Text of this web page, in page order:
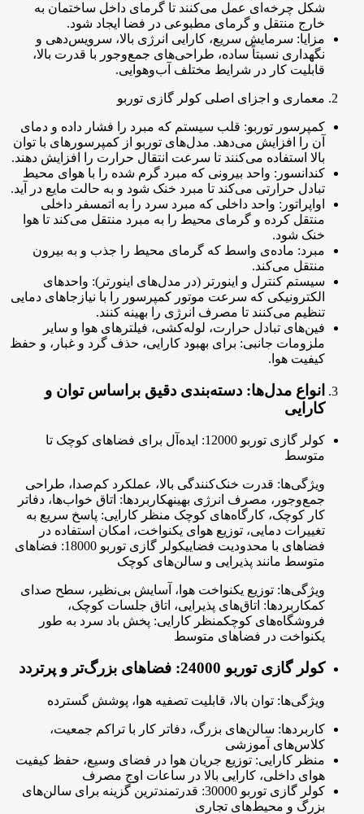
شکل چرخه‌ای عمل می‌کنند تا گرمای داخل ساختمان به
خارج منتقل و گرمای مطبوعی در فضا ایجاد شود.
مزایا: سرمایش سریع، کارایی انرژی بالا، سرویس‌دهی و
نگهداری نسبتاً ساده، طراحی‌های جمع‌وجور با قدرت بالا،
قابلیت کار در شرایط مختلف آب‌وهوایی.
معماری و اجزای اصلی کولر گازی توربو
کمپرسور توربو: قلب سیستم که مبرد را فشار داده و دمای
آن را افزایش می‌دهد. مدل‌های توربو از کمپرسورهای با توان
بالا استفاده می‌کنند تا سرعت انتقال حرارت را افزایش دهند.
کندانسور: واحد بیرونی که مبرد گرم شده را با هوای محیط
تبادل حرارتی می‌کند تا مبرد خنک شود و به حالت مایع در آید.
اواپراتور: واحد داخلی که مبرد سرد را به اتمسفر داخلی
منتقل کرده و گرمای محیط را به مبرد منتقل می‌کند تا هوا
خنک شود.
مبرد: ماده‌ی واسط که گرمای محیط را جذب و به بیرون
منتقل می‌کند.
سیستم کنترل و اینورتر (در مدل‌های اینورتر): واحدهای
الکترونیکی که سرعت موتور کمپرسور را با نیازجاهای دمایی
تنظیم می‌کنند تا مصرف انرژی را بهینه کنند.
فین‌های تبادل حرارت، لوله‌کشی، فیلترهای هوا و سایر
ملزومات جانبی: برای بهبود کارایی، حذف گرد و غبار، و حفظ
کیفیت هوا.
انواع مدل‌ها: دسته‌بندی دقیق براساس توان و
کارایی
کولر گازی توربو 12000: ایده‌آل برای فضاهای کوچک تا
متوسط
ویژگی‌ها: قدرت خنک‌کنندگی بالا، عملکرد کم‌صدا، طراحی
جمع‌وجور، مصرف انرژی بهینهکاربردها: اتاق خواب‌ها، دفاتر
کار کوچک، کارگاه‌های کوچک منظر کارایی: پاسخ سریع به
تغییرات دمایی، توزیع هوای یکنواخت، امکان استفاده در
فضاهای با محدودیت فضاییکولر گازی توربو 18000: فضاهای
متوسط مانند پذیرایی و سالن‌های کوچک
ویژگی‌ها: توزیع یکنواخت هوا، آسایش بی‌نظیر، سطح صدای
کمکاربردها: اتاق‌های پذیرایی، اتاق جلسات کوچک،
فروشگاه‌های کوچکمنظر کارایی: پخش باد سرد به طور
یکنواخت در فضاهای متوسط
کولر گازی توربو 24000: فضاهای بزرگ‌تر و پرتردد
ویژگی‌ها: توان بالا، قابلیت تصفیه هوا، پوشش گسترده
کاربردها: سالن‌های بزرگ، دفاتر کار با تراکم جمعیت،
کلاس‌های آموزشی
منظر کارایی: توزیع جریان هوا در فضای وسیع، حفظ کیفیت
هوای داخلی، کارایی بالا در ساعات اوج مصرف
کولر گازی توربو 30000: قدرتمندترین گزینه برای سالن‌های
بزرگ و محیط‌های تجاری